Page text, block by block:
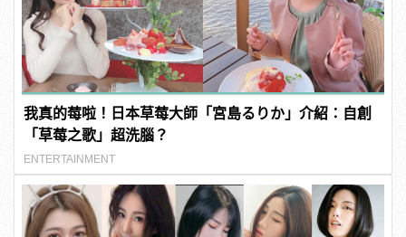
我真的莓啦！日本草莓大師「宮島るりか」介紹：自創
「草莓之歌」超洗腦？
ENTERTAINMENT